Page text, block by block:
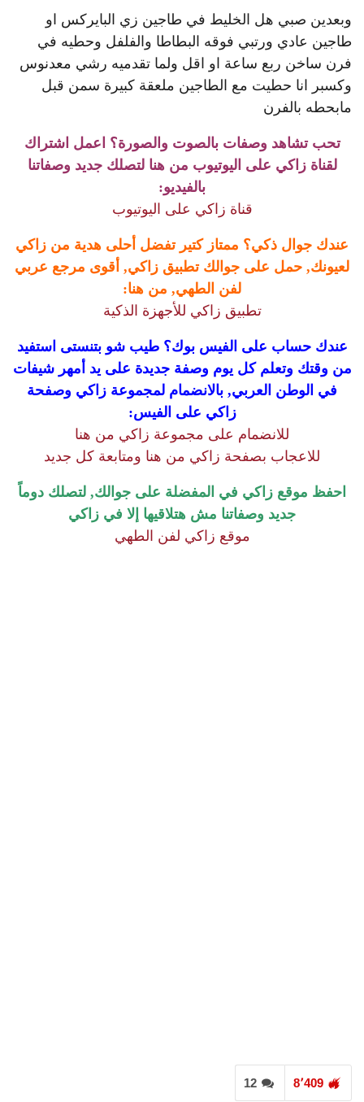
وبعدين صبي هل الخليط في طاجين زي البايركس او
طاجين عادي ورتبي فوقه البطاطا والفلفل وحطيه في
فرن ساخن ربع ساعة او اقل ولما تقدميه رشي معدنوس
وكسبر انا حطيت مع الطاجين ملعقة كبيرة سمن قبل
مابحطه بالفرن
تحب تشاهد وصفات بالصوت والصورة؟ اعمل اشتراك
لقناة زاكي على اليوتيوب من هنا لتصلك جديد وصفاتنا
بالفيديو:
قناة زاكي على اليوتيوب
عندك جوال ذكي؟ ممتاز كتير تفضل أحلى هدية من زاكي
لعيونك, حمل على جوالك تطبيق زاكي, أقوى مرجع عربي
لفن الطهي, من هنا:
تطبيق زاكي للأجهزة الذكية
عندك حساب على الفيس بوك؟ طيب شو بتنستى استفيد
من وقتك وتعلم كل يوم وصفة جديدة على يد أمهر شيفات
في الوطن العربي, بالانضمام لمجموعة زاكي وصفحة
زاكي على الفيس:
للانضمام على مجموعة زاكي من هنا
للاعجاب بصفحة زاكي من هنا ومتابعة كل جديد
احفظ موقع زاكي في المفضلة على جوالك, لتصلك دوماً
جديد وصفاتنا مش هتلاقيها إلا في زاكي
موقع زاكي لفن الطهي
12 8٬409